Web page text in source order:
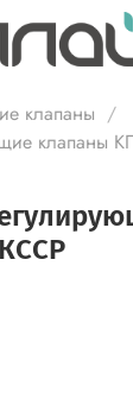
клапаны
клапаны